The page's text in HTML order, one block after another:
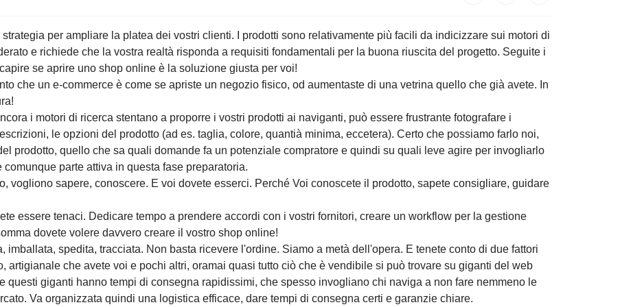
strategia per ampliare la platea dei vostri clienti. I prodotti sono relativamente più facili da
importante, che va ponderato e richiede che la vostra realtà risponda a requisiti fondamentali
i nostri consigli e leggete questo articolo per capire se aprire uno shop online è la soluzione
conto che un e-commerce è come se apriste un negozio fisico, od aumentaste di una vetrina
dedicargli tempo e cura!
ancora i motori di ricerca stentano a proporre i vostri prodotti ai naviganti, può essere frustrante
inserire le descrizioni, le opzioni del prodotto (ad es. taglia, colore, quantià minima, eccetera).
presente che il vero conoscitore del prodotto, quello che sa quali domande fa un potenziale
invogliarlo all'acquisto, siete voi. Quindi dovrete essere comunque parte attiva in questa fase
vogliono sapere, conoscere. E voi dovete esserci. Perché Voi conoscete il prodotto, sapete
la scelta migliore.
essere tenaci. Dedicare tempo a prendere accordi con i vostri fornitori, creare un workflow
la vetrina...insomma dovete volere davvero creare il vostro shop online!
imballata, spedita, tracciata. Non basta ricevere l'ordine. Siamo a metà dell'opera. E tenete
il prodotto esclusivo, artigianale che avete voi e pochi altri, oramai quasi tutto ciò che è